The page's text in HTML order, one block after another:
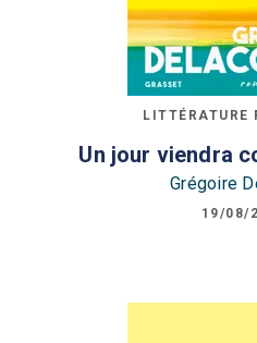
LITTÉRATURE
Un jour viendra
Grégoire
19/08/